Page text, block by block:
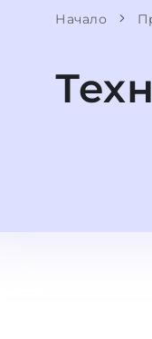
Начало